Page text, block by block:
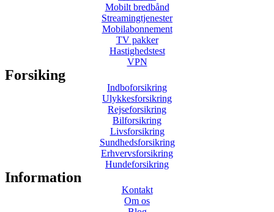
Mobilt bredbånd
Streamingtjenester
Mobilabonnement
TV pakker
Hastighedstest
VPN
Forsiking
Indboforsikring
Ulykkesforsikring
Rejseforsikring
Bilforsikring
Livsforsikring
Sundhedsforsikring
Erhvervsforsikring
Hundeforsikring
Information
Kontakt
Om os